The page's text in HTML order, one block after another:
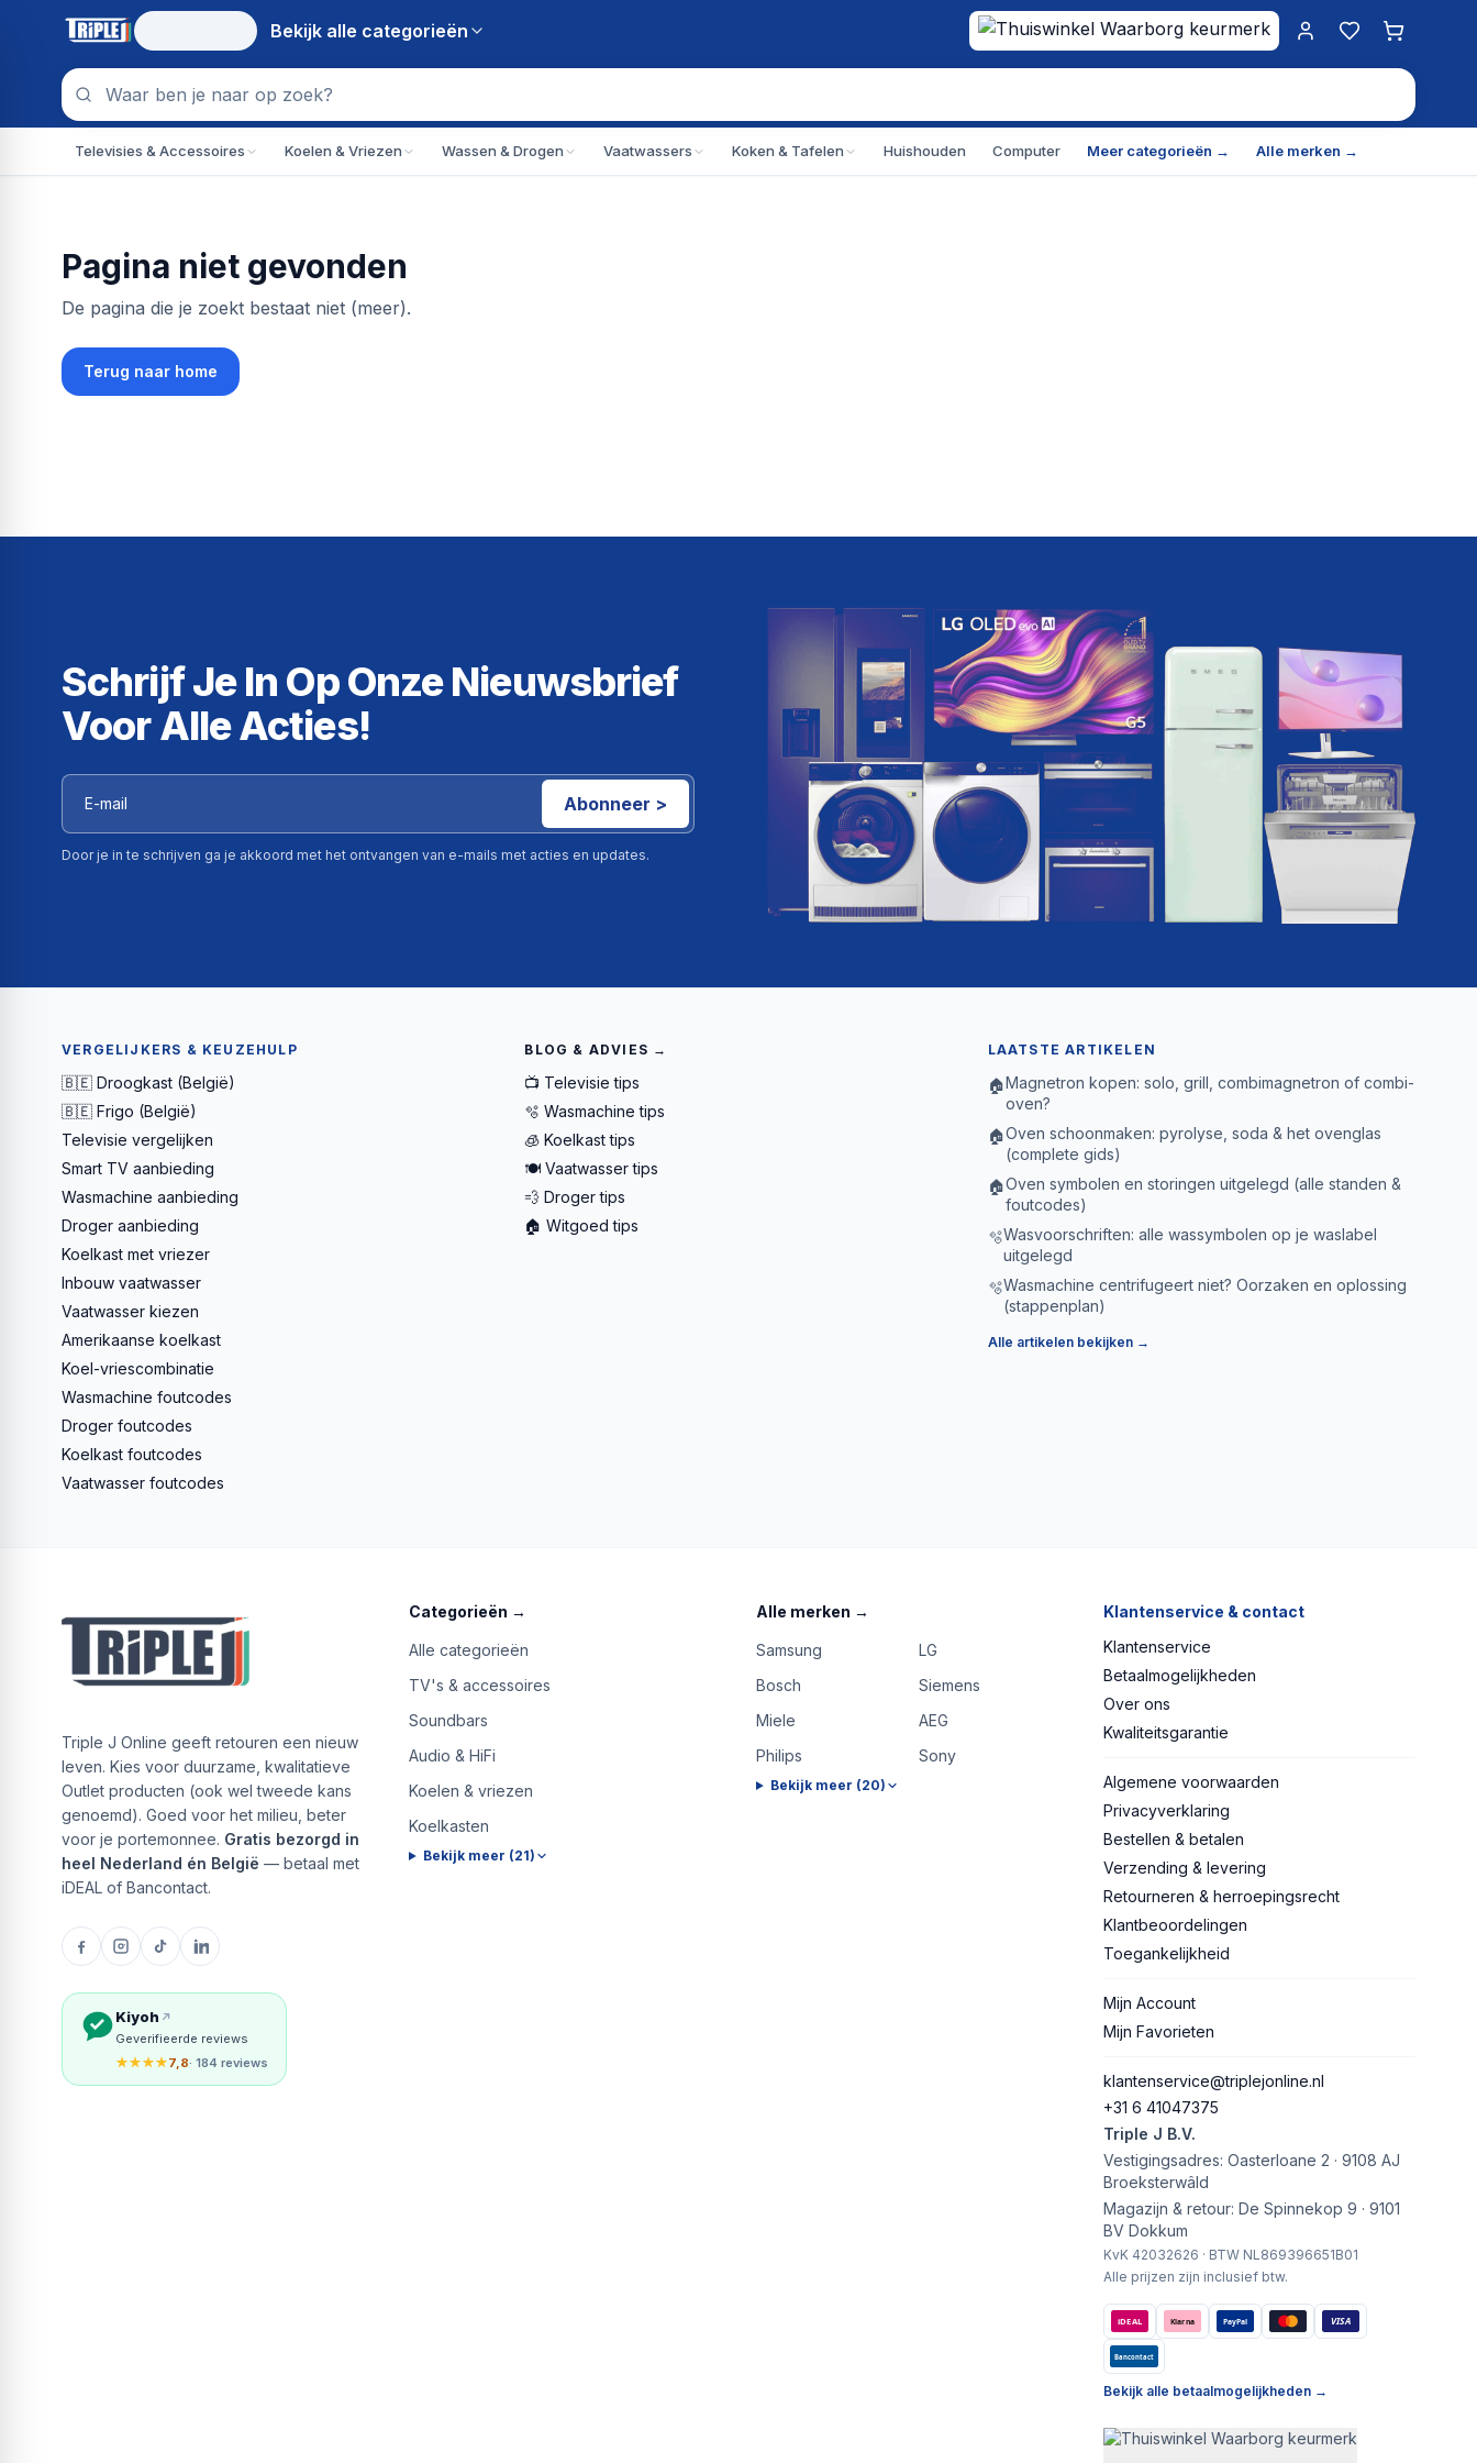
Bekijk alle categorieën
Mijn account
Favorieten
Televisies & Accessoires Koelen & Vriezen Wassen & Drogen Vaatwassers Koken & Tafelen Huishouden Computer Meer categorieën → Alle merken →
Pagina niet gevonden
De pagina die je zoekt bestaat niet (meer).
Terug naar home
Schrijf Je In Op Onze Nieuwsbrief
Voor Alle Acties!
Abonneer >
Door je in te schrijven ga je akkoord met het ontvangen van e-mails met acties en updates.
VERGELIJKERS & KEUZEHULP
🇧🇪 Droogkast (België)
🇧🇪 Frigo (België)
Televisie vergelijken
Smart TV aanbieding
Wasmachine aanbieding
Droger aanbieding
Koelkast met vriezer
Inbouw vaatwasser
Vaatwasser kiezen
Amerikaanse koelkast
Koel-vriescombinatie
Wasmachine foutcodes
Droger foutcodes
Koelkast foutcodes
Vaatwasser foutcodes
BLOG & ADVIES →
📺 Televisie tips
🫧 Wasmachine tips
🧊 Koelkast tips
🍽️ Vaatwasser tips
💨 Droger tips
🏠 Witgoed tips
LAATSTE ARTIKELEN
🏠Magnetron kopen: solo, grill, combimagnetron of combi-
oven?
🏠Oven schoonmaken: pyrolyse, soda & het ovenglas
(complete gids)
🏠Oven symbolen en storingen uitgelegd (alle standen &
foutcodes)
🫧Wasvoorschriften: alle wassymbolen op je waslabel
uitgelegd
🫧Wasmachine centrifugeert niet? Oorzaken en oplossing
(stappenplan)
Alle artikelen bekijken →
Triple J Online geeft retouren een nieuw
leven. Kies voor duurzame, kwalitatieve
Outlet producten (ook wel tweede kans
genoemd). Goed voor het milieu, beter
voor je portemonnee. Gratis bezorgd in
heel Nederland én België — betaal met
iDEAL of Bancontact.
Kiyoh
Geverifieerde reviews
★★★★7,8· 184 reviews
Categorieën →
Alle categorieën
TV's & accessoires
Soundbars
Audio & HiFi
Koelen & vriezen
Koelkasten
Bekijk meer (21)
Alle merken →
Samsung
LG
Bosch
Siemens
Miele
AEG
Philips
Sony
Bekijk meer (20)
Klantenservice & contact
Klantenservice
Betaalmogelijkheden
Over ons
Kwaliteitsgarantie
Algemene voorwaarden
Privacyverklaring
Bestellen & betalen
Verzending & levering
Retourneren & herroepingsrecht
Klantbeoordelingen
Toegankelijkheid
Mijn Account
Mijn Favorieten
klantenservice@triplejonline.nl
+31 6 41047375
Triple J B.V.
Vestigingsadres: Oasterloane 2 · 9108 AJ
Broeksterwâld
Magazijn & retour: De Spinnekop 9 · 9101
BV Dokkum
KvK 42032626 · BTW NL869396651B01
Alle prijzen zijn inclusief btw.
iDEAL Klarna PayPal VISA
Bancontact
Bekijk alle betaalmogelijkheden →